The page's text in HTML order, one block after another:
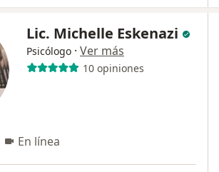
Lic. Michelle Eskenazi
Psicólogo · Ver más
10 opiniones
En línea